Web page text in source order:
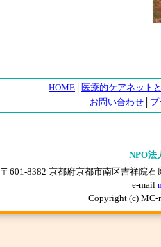
HOME
医療的ケアネット
お問い合わせ│ プ
NPO法
〒601-8382 京都府京都市南区吉祥院石
e-mail
Copyright (c) MC-